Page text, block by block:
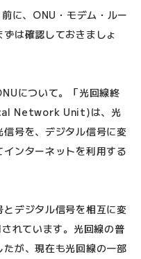
に、ONU・モデム・ルー
は確認しておきましょ
について。「光回線終
Network Unit)は、光
号を、デジタル信号に変
ンターネットを利用する
デジタル信号を相互に変
れています。光回線の普
が、現在も光回線の一部